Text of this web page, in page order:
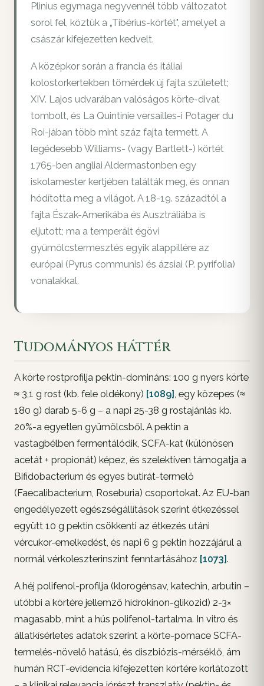
Plinius egymaga negyvennél több változatot
sorol fel, köztük a „Tibérius-körtét", amelyet a
császár kifejezetten kedvelt.
A középkor során a francia és itáliai
kolostorkertekben tömérdek új fajta született;
XIV. Lajos udvarában valóságos körte-divat
tombolt, és La Quintinie versailles-i Potager du
Roi-jában több mint száz fajta termett. A
legédesebb Williams- (vagy Bartlett-) körtét
1765-ben angliai Aldermastonben egy
iskolamester kertjében találták meg, és onnan
hódította meg a világot. A 18-19. századtól a
fajta Észak-Amerikába és Ausztráliába is
eljutott; ma a temperált égövi
gyümölcstermesztés egyik alappillére az
európai (Pyrus communis) és ázsiai (P. pyrifolia)
vonalakkal.
Tudományos háttér
A körte rostprofilja pektin-domináns: 100 g nyers körte
≈ 3,1 g rost (kb. fele oldékony) [1089], egy közepes (≈
180 g) darab 5-6 g – a napi 25-38 g rostajánlás kb.
20%-a egyetlen gyümölcsből. A pektin a
vastagbélben fermentálódik, SCFA-kat (különösen
acetát + propionát) képez, és szelektíven támogatja a
Bifidobacterium és egyes butirát-termelő
(Faecalibacterium, Roseburia) csoportokat. Az EU-ban
engedélyezett egészségállítások szerint étkezéssel
együtt 10 g pektin csökkenti az étkezés utáni
vércukor-emelkedést, és napi 6 g pektin hozzájárul a
normál vérkoleszterinszint fenntartásához [1073].
A héj polifenol-profilja (klorogénsav, katechin, arbutin –
utóbbi a körtére jellemző hidrokinon-glikozid) 2-3×
magasabb, mint a hús polifenol-tartalma. In vitro és
állatkísérletes adatok szerint a körte-pomace SCFA-
termelés-növelő hatású, és diszbiózis-mérséklő, ám
humán RCT-evidencia kifejezetten körtére korlátozott